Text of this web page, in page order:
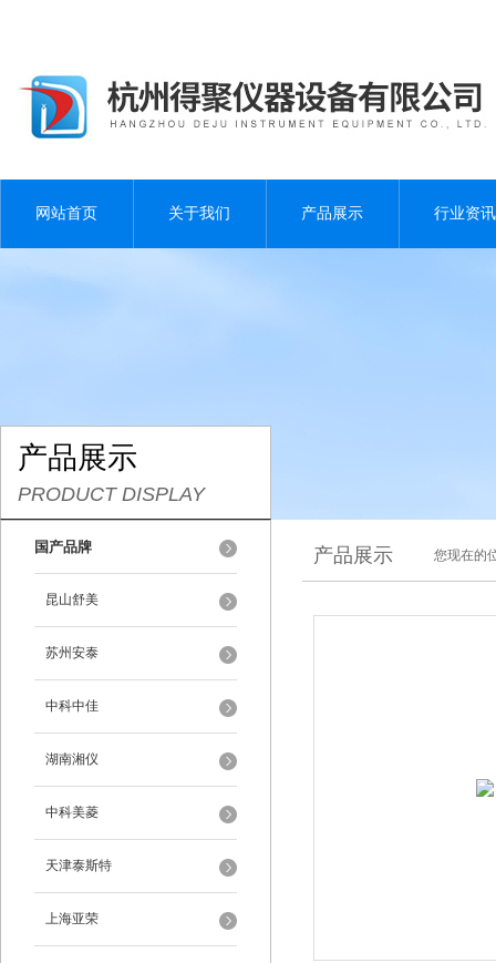
网站首页 关于我们 产品展示 行业资讯
产品展示
PRODUCT DISPLAY
国产品牌
昆山舒美
苏州安泰
中科中佳
湖南湘仪
中科美菱
天津泰斯特
上海亚荣
产品展示 您现在的